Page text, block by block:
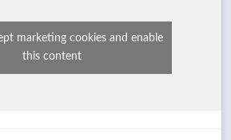
marketing cookies and enable
this content